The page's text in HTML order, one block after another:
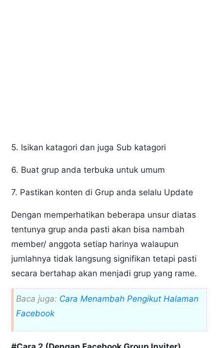
5. Isikan katagori dan juga Sub katagori
6. Buat grup anda terbuka untuk umum
7. Pastikan konten di Grup anda selalu Update
Dengan memperhatikan beberapa unsur diatas
tentunya grup anda pasti akan bisa nambah
member/ anggota setiap harinya walaupun
jumlahnya tidak langsung signifikan tetapi pasti
secara bertahap akan menjadi grup yang rame.
Baca juga: Cara Menambah Pengikut Halaman
Facebook